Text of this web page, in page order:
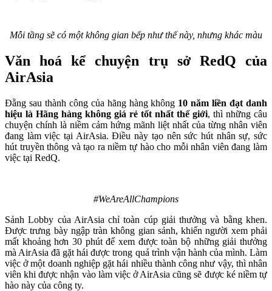
Mỗi tầng sẽ có một không gian bếp như thế này, nhưng khác màu
Văn hoá kể chuyện trụ sở RedQ của
AirAsia
Đằng sau thành công của hãng hàng không 10 năm liền đạt danh
hiệu là Hãng hàng không giá rẻ tốt nhất thế giới, thì những câu
chuyện chính là niềm cảm hứng mãnh liệt nhất của từng nhân viên
đang làm việc tại AirAsia. Điều này tạo nên sức hút nhân sự, sức
hút truyền thông và tạo ra niềm tự hào cho mỗi nhân viên đang làm
việc tại RedQ.
#WeAreAllChampions
Sảnh Lobby của AirAsia chỉ toàn cúp giải thưởng và bằng khen.
Được trưng bày ngập tràn không gian sảnh, khiến người xem phải
mất khoảng hơn 30 phút để xem được toàn bộ những giải thưởng
mà AirAsia đã gặt hái được trong quá trình vận hành của mình. Làm
việc ở một doanh nghiệp gặt hái nhiều thành công như vậy, thì nhân
viên khi được nhận vào làm việc ở AirAsia cũng sẽ được ké niềm tự
hào này của công ty.